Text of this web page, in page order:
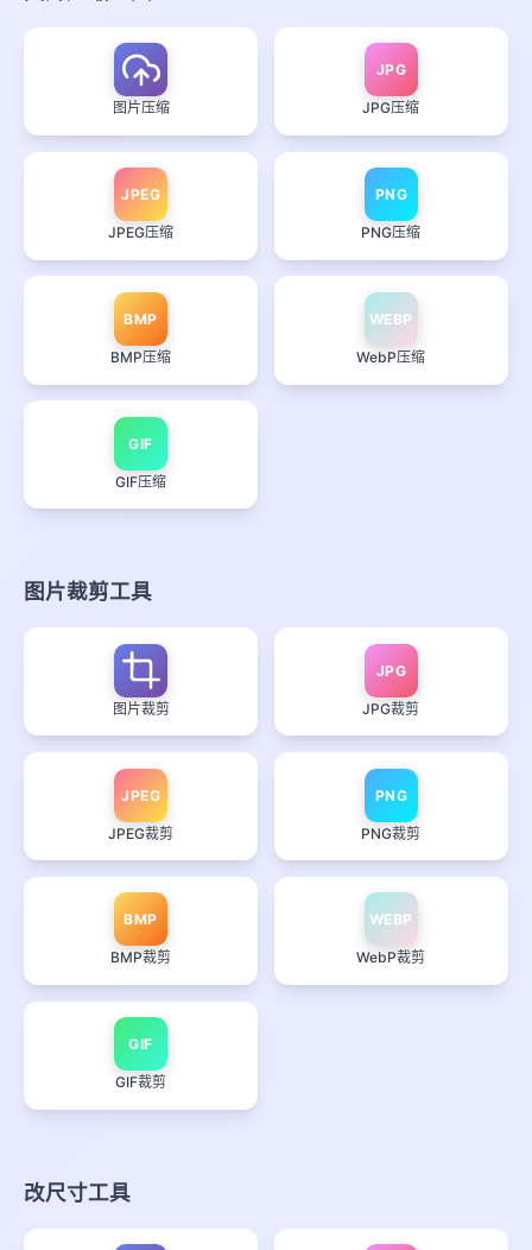
图片压缩
JPG
JPG压缩
JPEG
JPEG压缩
PNG
PNG压缩
BMP
BMP压缩
WEBP
WebP压缩
GIF
GIF压缩
图片裁剪工具
图片裁剪
JPG
JPG裁剪
JPEG
JPEG裁剪
PNG
PNG裁剪
BMP
BMP裁剪
WEBP
WebP裁剪
GIF
GIF裁剪
改尺寸工具